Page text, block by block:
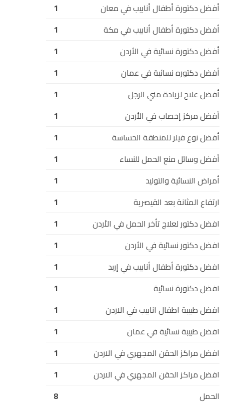
أفضل دكتورة أطفال أنابيب في معان
1
أفضل دكتورة أطفال أنابيب في مكة
1
أفضل دكتورة نسائية في الأردن
1
أفضل دكتوره نسائية في عمان
1
أفضل علاج لزيادة مني الرجل
1
أفضل مركز إخصاب في الأردن
1
أفضل نوع فيلر للمنطقة الحساسة
1
أفضل وسائل منع الحمل للنساء
1
أمراض النسائية والتوليد
1
ارتفاع المثانة بعد القيصرية
1
افضل دكتور لعلاج تأخر الحمل في الأردن
1
افضل دكتور نسائية في الأردن
1
افضل دكتورة أطفال أنابيب في إربد
1
افضل دكتورة نسائية
1
افضل طبيبة اطفال انابيب في الاردن
1
افضل طبيبة نسائية في عمان
1
افضل مراكز الحقن المجهري في الاردن
1
افضل مراكز الحقن المجهري في الاردن
1
الحمل
8